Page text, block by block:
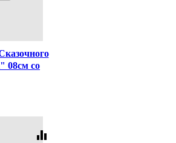
08см со
equalizer